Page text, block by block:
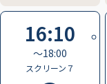
16:10
〜18:00
スクリーン７